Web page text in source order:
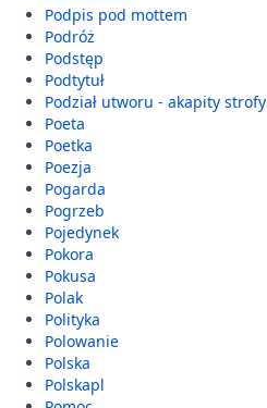
Podpis pod mottem
Podróż
Podstęp
Podtytuł
Podział utworu - akapity strofy
Poeta
Poetka
Poezja
Pogarda
Pogrzeb
Pojedynek
Pokora
Pokusa
Polak
Polityka
Polowanie
Polska
Polskapl